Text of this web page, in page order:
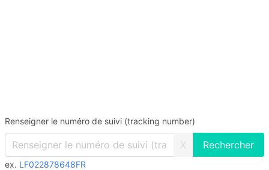
Renseigner le numéro de suivi (tracking number)
X
ex. LF022878648FR